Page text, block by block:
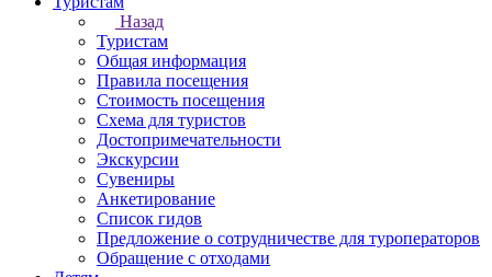
Назад
Туристам
Общая информация
Правила посещения
Стоимость посещения
Схема для туристов
Достопримечательности
Экскурсии
Сувениры
Анкетирование
Список гидов
Предложение о сотрудничестве для туроператоров
Обращение с отходами